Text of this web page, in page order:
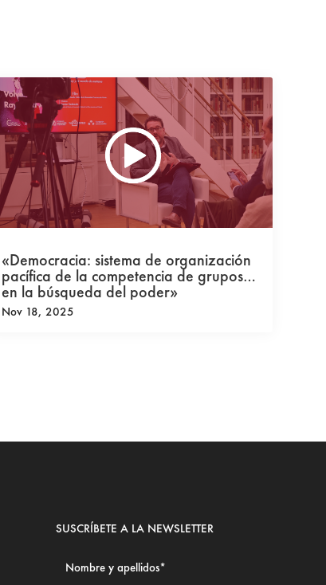
«Democracia: sistema de organización
pacífica de la competencia de grupos
en la búsqueda del poder»
Nov 18, 2025
SUSCRÍBETE A LA NEWSLETTER